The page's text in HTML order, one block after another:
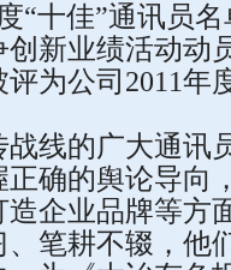
“十佳”通讯员
新业绩活动动
为公司2011年
线的广大通讯
确的舆论导向
企业品牌等方
笔耕不辍，他